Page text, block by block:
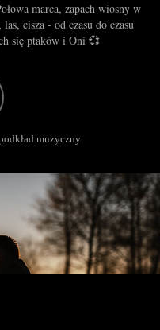
marca, zapach wiosny w
cisza - od czasu do czasu
się ptaków i Oni 💞
muzyczny